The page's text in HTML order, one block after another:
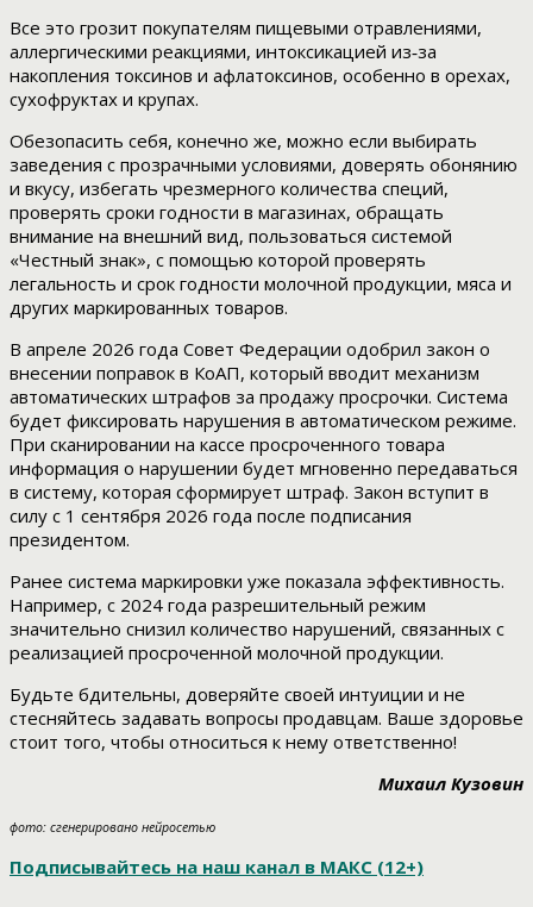
Все это грозит покупателям пищевыми отравлениями,
аллергическими реакциями, интоксикацией из‑за
накопления токсинов и афлатоксинов, особенно в орехах,
сухофруктах и крупах.
Обезопасить себя, конечно же, можно если выбирать
заведения с прозрачными условиями, доверять обонянию
и вкусу, избегать чрезмерного количества специй,
проверять сроки годности в магазинах, обращать
внимание на внешний вид, пользоваться системой
«Честный знак», с помощью которой проверять
легальность и срок годности молочной продукции, мяса и
других маркированных товаров.
В апреле 2026 года Совет Федерации одобрил закон о
внесении поправок в КоАП, который вводит механизм
автоматических штрафов за продажу просрочки. Система
будет фиксировать нарушения в автоматическом режиме.
При сканировании на кассе просроченного товара
информация о нарушении будет мгновенно передаваться
в систему, которая сформирует штраф. Закон вступит в
силу с 1 сентября 2026 года после подписания
президентом.
Ранее система маркировки уже показала эффективность.
Например, с 2024 года разрешительный режим
значительно снизил количество нарушений, связанных с
реализацией просроченной молочной продукции.
Будьте бдительны, доверяйте своей интуиции и не
стесняйтесь задавать вопросы продавцам. Ваше здоровье
стоит того, чтобы относиться к нему ответственно!
Михаил Кузовин
фото: сгенерировано нейросетью
Подписывайтесь на наш канал в МАКС (12+)